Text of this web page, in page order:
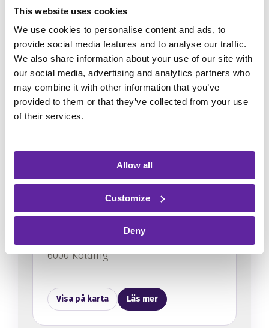
This website uses cookies
We use cookies to personalise content and ads, to
provide social media features and to analyse our traffic.
We also share information about your use of our site with
our social media, advertising and analytics partners who
may combine it with other information that you’ve
provided to them or that they’ve collected from your use
of their services.
Allow all
Customize
Deny
Herning
Dalgas Plads 7B, 1. sal
7400 Herning
Visa på karta
Danmark
Kolding
Kolding Åpark 8, 5. sal
6000 Kolding
Visa på karta Läs mer